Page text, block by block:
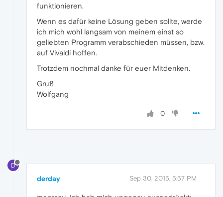
funktionieren.
Wenn es dafür keine Lösung geben sollte, werde
ich mich wohl langsam von meinem einst so
geliebten Programm verabschieden müssen, bzw.
auf Vivaldi hoffen.
Trotzdem nochmal danke für euer Mitdenken.
Gruß
Wolfgang
0
D
derday Sep 30, 2015, 5:57 PM